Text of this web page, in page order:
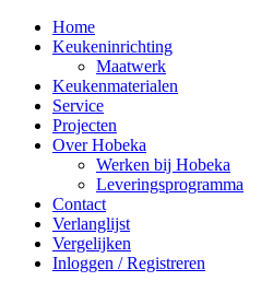
Home
Keukeninrichting
Maatwerk
Keukenmaterialen
Service
Projecten
Over Hobeka
Werken bij Hobeka
Leveringsprogramma
Contact
Verlanglijst
Vergelijken
Inloggen / Registreren